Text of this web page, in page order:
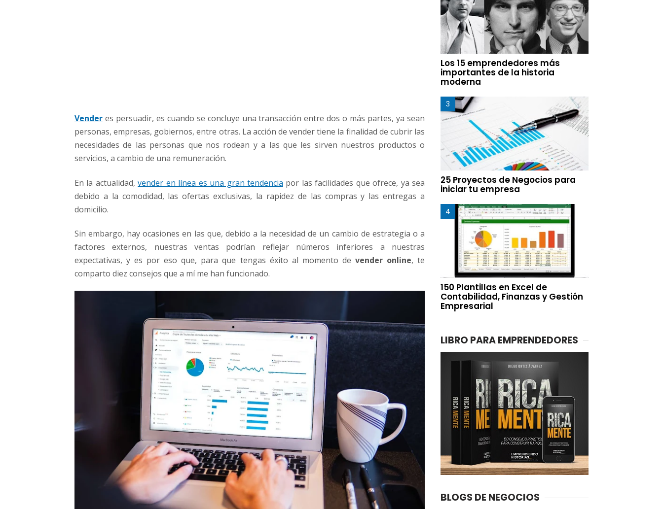
n
i
n
e
Vender es persuadir, es cuando se concluye una transacción entre dos o más partes, ya sean
personas, empresas, gobiernos, entre otras. La acción de vender tiene la finalidad de cubrir las
necesidades de las personas que nos rodean y a las que les sirven nuestros productos o
servicios, a cambio de una remuneración.
En la actualidad,vender en línea es una gran tendencia por las facilidades que ofrece, ya sea
debido a la comodidad, las ofertas exclusivas, la rapidez de las compras y las entregas a
domicilio.
Sin embargo, hay ocasiones en las que, debido a la necesidad de un cambio de estrategia o a
factores externos, nuestras ventas podrían reflejar números inferiores a nuestras
expectativas, y es por eso que, para que tengas éxito al momento de vender online, te
comparto diez consejos que a mí me han funcionado.
Los 15 emprendedores más
importantes de la historia
moderna
25 Proyectos de Negocios para
iniciar tu empresa
150 Plantillas en Excel de
Contabilidad, Finanzas y Gestión
Empresarial
LIBRO PARA EMPRENDEDORES
BLOGS DE NEGOCIOS